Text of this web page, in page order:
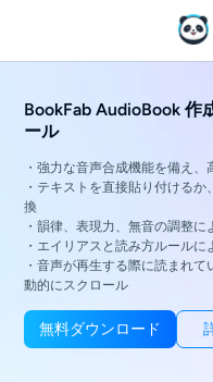
BookFab AudioBook 作
ール
・強力な音声合成機能を備え
・テキストを直接貼り付ける
換
・韻律、表現力、無音の調整
・エイリアスと読み方ルールに
・音声が再生する際に読まれ
動的にスクロール
無料ダウンロード